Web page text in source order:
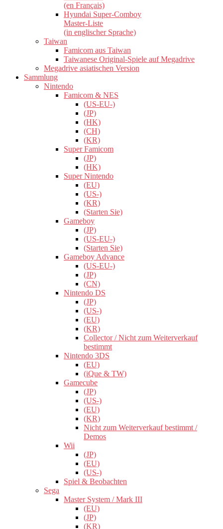
(en Français)
Hyundai Super-Comboy
Master-Liste
(in englischer Sprache)
Taiwan
Famicom aus Taiwan
Taiwanese Original-Spiele auf Megadrive
Megadrive asiatischen Version
Sammlung
Nintendo
Famicom & NES
(US-EU-)
(JP)
(HK)
(CH)
(KR)
Super Famicom
(JP)
(HK)
Super Nintendo
(EU)
(US-)
(KR)
(Starten Sie)
Gameboy
(JP)
(US-EU-)
(Starten Sie)
Gameboy Advance
(US-EU-)
(JP)
(CN)
Nintendo DS
(JP)
(US-)
(EU)
(KR)
Collector / Nicht zum Weiterverkauf
bestimmt
Nintendo 3DS
(EU)
(iQue & TW)
Gamecube
(JP)
(US-)
(EU)
(KR)
Nicht zum Weiterverkauf bestimmt /
Demos
Wii
(JP)
(EU)
(US-)
Spiel & Beobachten
Sega
Master System / Mark III
(EU)
(JP)
(KR)